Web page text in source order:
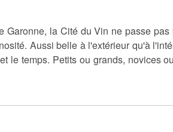
la Cité du Vin ne passe
Aussi belle à l'extérieur qu'à
le temps. Petits ou grands, novices